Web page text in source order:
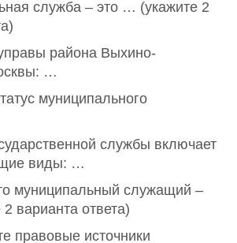
служба – это … (укажите 2
района Выхино-
…
муниципального
службы включает
виды: …
муниципальный служащий –
варианта ответа)
правовые источники